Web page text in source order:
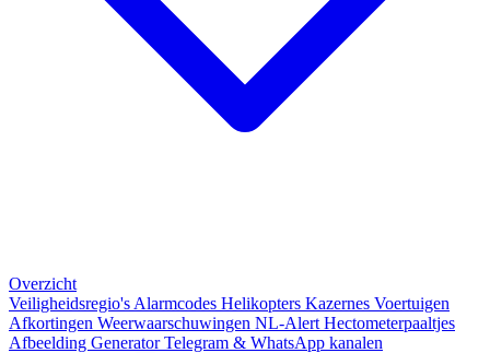
Overzicht
Veiligheidsregio's Alarmcodes Helikopters Kazernes Voertuigen
Afkortingen Weerwaarschuwingen NL-Alert Hectometerpaaltjes
Afbeelding GeneratorTelegram & WhatsApp kanalen